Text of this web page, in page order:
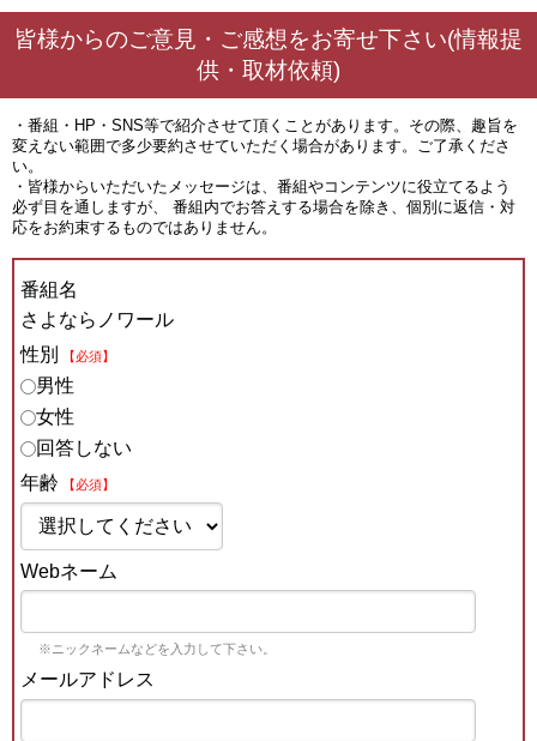
皆様からのご意見・ご感想をお寄せ下さい(情報提
供・取材依頼)
・番組・HP・SNS等で紹介させて頂くことがあります。その際、趣旨を
変えない範囲で多少要約させていただく場合があります。ご了承くださ
い。
・皆様からいただいたメッセージは、番組やコンテンツに役立てるよう
必ず目を通しますが、 番組内でお答えする場合を除き、個別に返信・対
応をお約束するものではありません。
番組名
さよならノワール
性別
【必須】
男性
女性
回答しない
年齢
【必須】
Webネーム
※ニックネームなどを入力して下さい。
メールアドレス